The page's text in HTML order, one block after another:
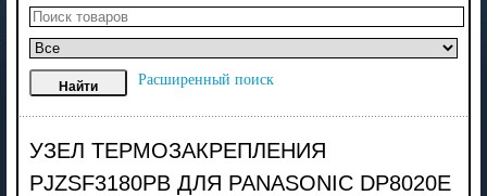
Расширенный поиск
УЗЕЛ ТЕРМОЗАКРЕПЛЕНИЯ
PJZSF3180PB ДЛЯ PANASONIC DP8020E